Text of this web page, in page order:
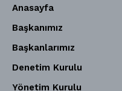
Anasayfa
Başkanımız
Başkanlarımız
Denetim Kurulu
Yönetim Kurulu